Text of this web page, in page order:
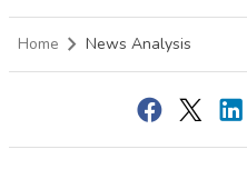
Home News Analysis